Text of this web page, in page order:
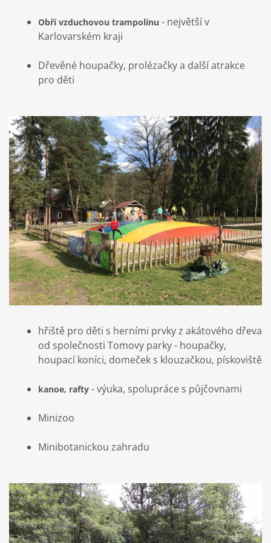
Obří vzduchovou trampolínu - největší v
Karlovarském kraji
Dřevěné houpačky, prolézačky a další atrakce
pro děti
hřiště pro děti s herními prvky z akátového dřeva
od společnosti Tomovy parky - houpačky,
houpací koníci, domeček s klouzačkou, pískoviště
kanoe, rafty - výuka, spolupráce s půjčovnami
Minizoo
Minibotanickou zahradu